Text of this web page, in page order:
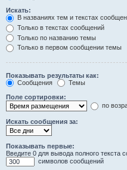
Искать:
В названиях тем и текстах
Только в текстах сообщений
Только по названию темы
Только в первом сообщении темы
Показывать результаты как:
Сообщения
Темы
Поле сортировки:
по
Искать сообщения за:
Показывать первые:
Введите 0 для вывода полного текста
символов сообщений